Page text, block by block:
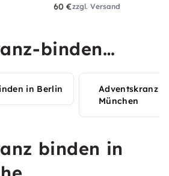
60 €zzgl. Versand
binden
in Deiner Stadt
in Berlin
Adventskranz
München
binden in